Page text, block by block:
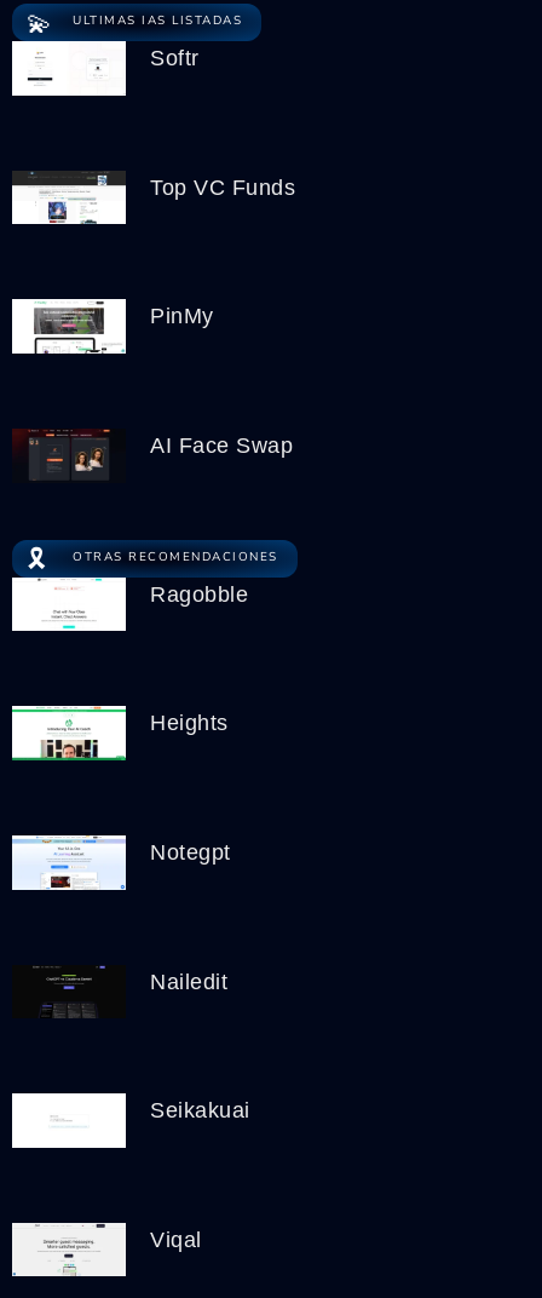
💫 ULTIMAS IAS LISTADAS
Softr
Top VC Funds
PinMy
AI Face Swap
🎗️ OTRAS RECOMENDACIONES
Ragobble
Heights
Notegpt
Nailedit
Seikakuai
Viqal